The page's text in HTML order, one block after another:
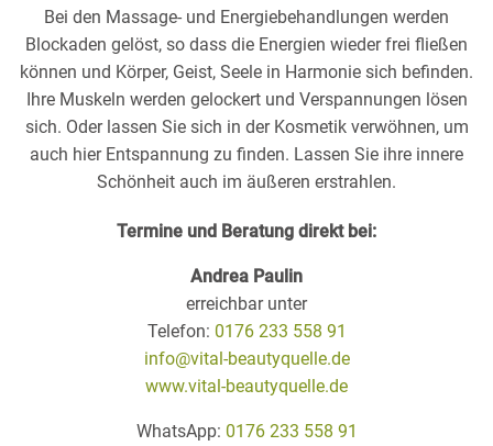
Bei den Massage- und Energiebehandlungen werden
Blockaden gelöst, so dass die Energien wieder frei fließen
können und Körper, Geist, Seele in Harmonie sich befinden.
Ihre Muskeln werden gelockert und Verspannungen lösen
sich. Oder lassen Sie sich in der Kosmetik verwöhnen, um
auch hier Entspannung zu finden. Lassen Sie ihre innere
Schönheit auch im äußeren erstrahlen.
Termine und Beratung direkt bei:
Andrea Paulin
erreichbar unter
Telefon: 0176 233 558 91
info@vital-beautyquelle.de
www.vital-beautyquelle.de
WhatsApp: 0176 233 558 91